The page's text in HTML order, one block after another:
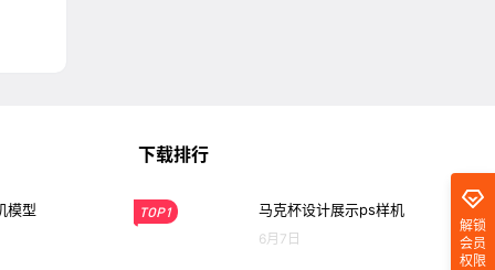
解锁
会员
权限
模型
下载排行
TOP1 马克杯设计展示ps样机
6月7日